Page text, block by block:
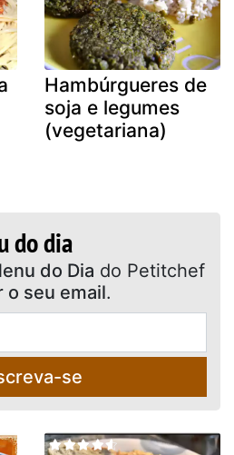
Hambúrgueres de
soja e legumes
(vegetariana)
do dia
do Dia do Petitchef
o seu email.
se